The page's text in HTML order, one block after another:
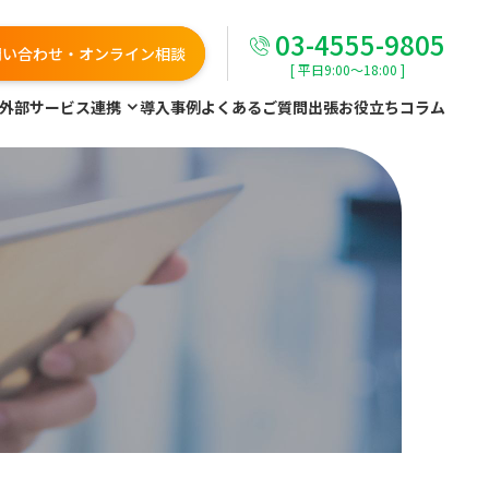
合わせ・オンライン相談 03-4555-9805
[ 平日9:00～18:00 ]
部サービス連携 導入事例よくあるご質問出張お役立ちコラム